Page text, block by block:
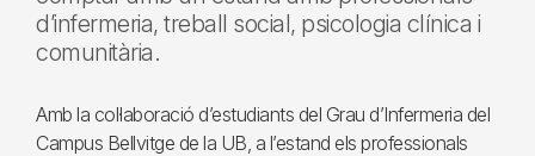
d’infermeria, treball social, psicologia clínica i
comunitària.
Amb la col·laboració d’estudiants del Grau d’Infermeria del
Campus Bellvitge de la UB, a l’estand els professionals